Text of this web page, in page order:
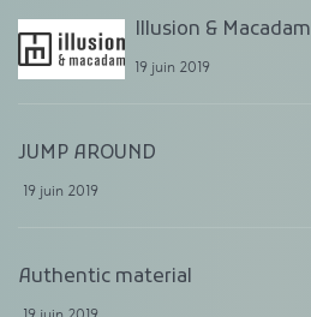
Illusion & Macadam
19 juin 2019
JUMP AROUND
19 juin 2019
Authentic material